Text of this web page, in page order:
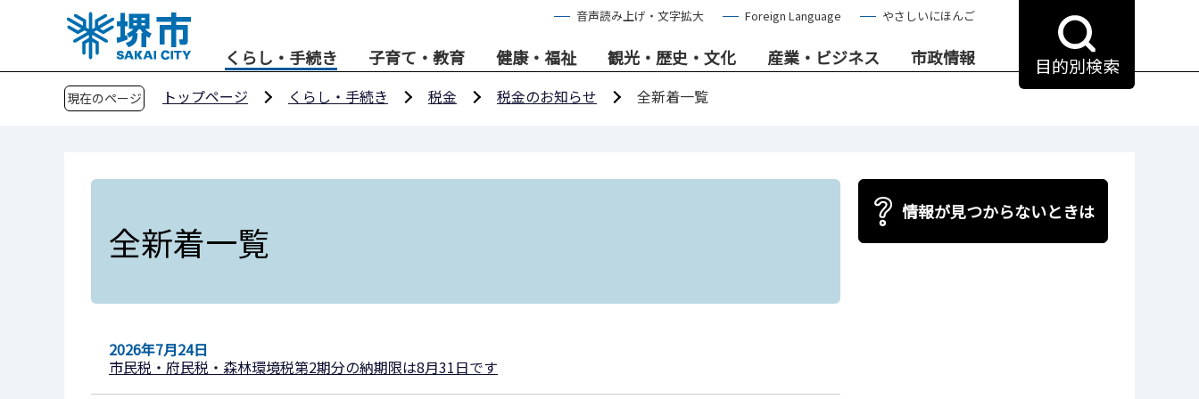
音声読み上げ・文字拡大 Foreign Language やさしいにほんご
くらし・手続き 子育て・教育 健康・福祉 観光・歴史・文化 産業・ビジネス 市政情報 目的別検索
現在のページ トップページ くらし・手続き 税金 税金のお知らせ 全新着一覧
全新着一覧
2026年7月24日
市民税・府民税・森林環境税第2期分の納期限は8月31日です
情報が見つからないときは